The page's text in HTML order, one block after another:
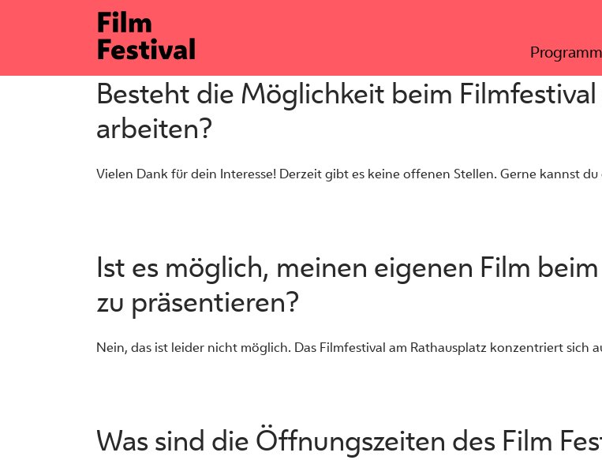
Programm
Besteht die Möglichkeit beim
arbeiten?
Vielen Dank für dein Interesse! Derzeit gibt es keine offenen Stellen. Gerne kannst
Ist es möglich, meinen eigenen Film
zu präsentieren?
Nein, das ist leider nicht möglich. Das Filmfestival am Rathausplatz konzentriert sich
Was sind die Öffnungszeiten des Film